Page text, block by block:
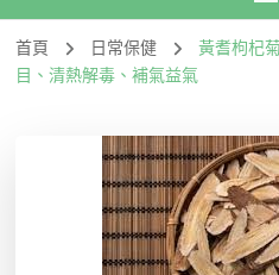
首頁 日常保健
黃耆枸杞
目、清熱解毒、補氣益氣